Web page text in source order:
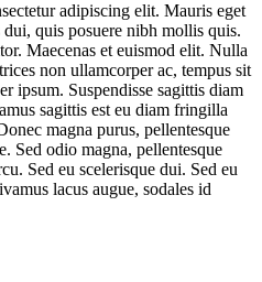
adipiscing elit. Mauris eget
quis posuere nibh mollis quis.
Maecenas et euismod elit. Nulla
non ullamcorper ac, tempus sit
ipsum. Suspendisse sagittis diam
sagittis est eu diam fringilla
magna purus, pellentesque
Sed odio magna, pellentesque
Sed eu scelerisque dui. Sed eu
lacus augue, sodales id